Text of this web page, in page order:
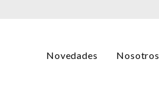
Novedades Nosotros